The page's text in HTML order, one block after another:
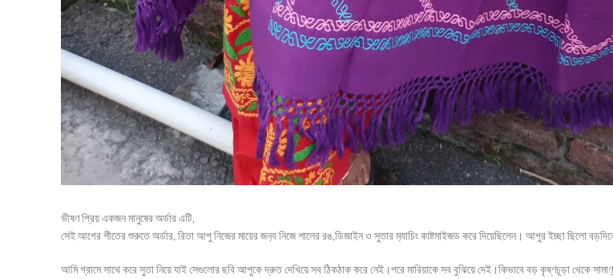
ভীষণ প্রিয় একজন মানুষের অর্ডার এটি,
সেই আগের শীতের শুরুতে অর্ডার, রিতা আপু নিজের মায়ের জন‍্য নিজে শালের রঙ,ডিজাইন ও সুতার ম‍্যাচিং কাষ্টমাইজড করে দিয়েছিলেন। আপুর ইচ্ছা ছিলো
আমি গ্রামে সাথে করে সুতা নিয়ে যাই সেগুলোর ছবি আপুকে দ্রুত দেখিয়ে সব ঠিকঠাক করে নেই।পরে মারিয়াকে সব বুঝিয়ে দেই।কিভাবে বড় কৃষ্ণচূড়া থেকে